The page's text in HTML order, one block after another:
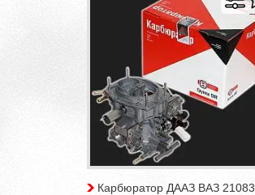
Карбюратор ДААЗ ВАЗ 21083